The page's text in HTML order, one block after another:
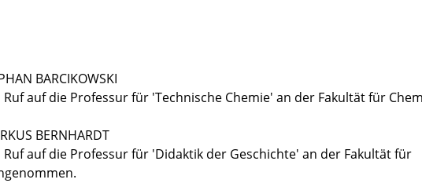
BARCIKOWSKI
auf die Professur für 'Technische Chemie' an der Fakultät für
BERNHARDT
Ruf auf die Professur für 'Didaktik der Geschichte' an der Fakultät für